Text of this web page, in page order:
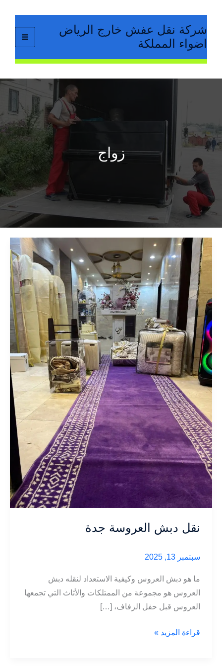
المحتوىشركة نقل عفش خارج الرياض
اضواء المملكة
زواج
نقل دبش العروسة جدة
سبتمبر 13, 2025
ما هو دبش العروس وكيفية الاستعداد لنقله دبش
العروس هو مجموعة من الممتلكات والأثاث التي تجمعها
العروس قبل حفل الزفاف، […]
نقل
قراءة المزيد »